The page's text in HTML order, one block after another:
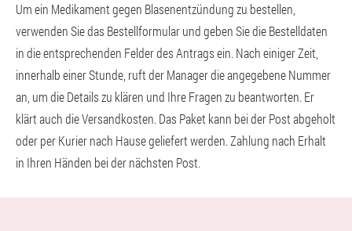
Um ein Medikament gegen Blasenentzündung zu bestellen,
verwenden Sie das Bestellformular und geben Sie die Bestelldaten
in die entsprechenden Felder des Antrags ein. Nach einiger Zeit,
innerhalb einer Stunde, ruft der Manager die angegebene Nummer
an, um die Details zu klären und Ihre Fragen zu beantworten. Er
klärt auch die Versandkosten. Das Paket kann bei der Post abgeholt
oder per Kurier nach Hause geliefert werden. Zahlung nach Erhalt
in Ihren Händen bei der nächsten Post.